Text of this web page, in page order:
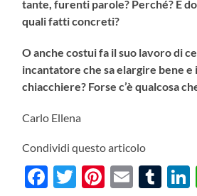
tante, furenti parole? Perché? E
quali fatti concreti?
O anche costui fa il suo lavoro di
incantatore che sa elargire bene e
chiacchiere? Forse c’è qualcosa
Carlo Ellena
Condividi questo articolo
Facebook
Twitter
Pinterest
Email